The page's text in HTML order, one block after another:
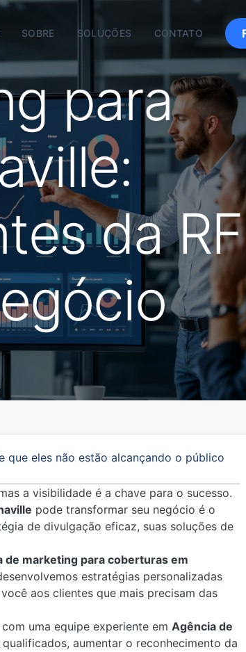
SOBRE SOLUÇÕES CONTATO
para
da RF
eles não estão alcançando o público
a visibilidade é a chave para o sucesso.
pode transformar seu negócio é o
de divulgação eficaz, suas soluções de
de marketing para coberturas em
estratégias personalizadas
aos clientes que mais precisam das
uma equipe experiente em Agência de
aumentar o reconhecimento da